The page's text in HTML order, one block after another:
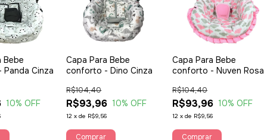
Bebe
Cinza
10% OFF
Capa Para Bebe
conforto - Dino Cinza
R$93,96
R$104,40
10% OFF
12 xde R$9,56
Comprar
Capa Para Bebe
conforto - Nuven Rosa
R$93,96
R$104,40
10% OFF
12 xde R$9,56
Comprar